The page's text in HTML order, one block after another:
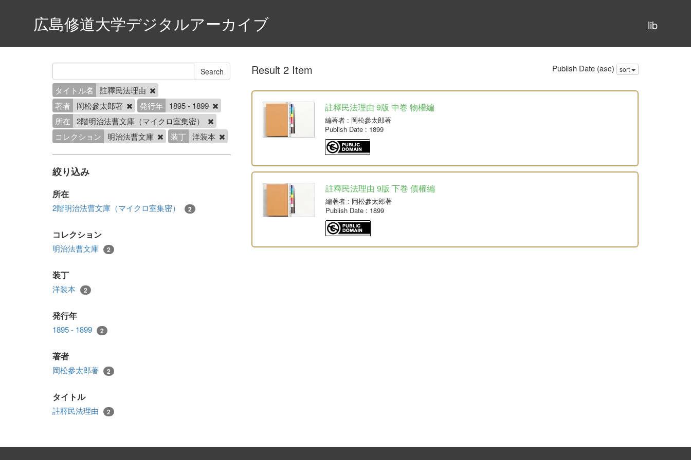
lib
広島修道大学デジタルアーカイブ
タイトル名
註釋民法理由
著者
岡松參太郎著 発行年
1895 - 1899
所在
2階明治法曹文庫（マイクロ室集密）
コレクション
明治法曹文庫 装丁 洋装本
絞り込み
所在
2階明治法曹文庫（マイクロ室集密） 2
コレクション
明治法曹文庫 2
装丁
洋装本 2
発行年
1895 - 1899 2
著者
岡松參太郎著 2
タイトル
註釋民法理由 2
Result 2 Item Publish Date (asc) sort
註釋民法理由 9版 中巻 物權編
編著者: 岡松參太郎著
Publish Date: 1899
註釋民法理由 9版 下巻 債權編
編著者: 岡松參太郎著
Publish Date: 1899